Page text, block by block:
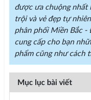
được ưa chuộng nhất
trội và vẻ đẹp tự
phân phối Miền Bắc -
cung cấp cho bạn
phẩm cũng như cách
Mục lục bài viết